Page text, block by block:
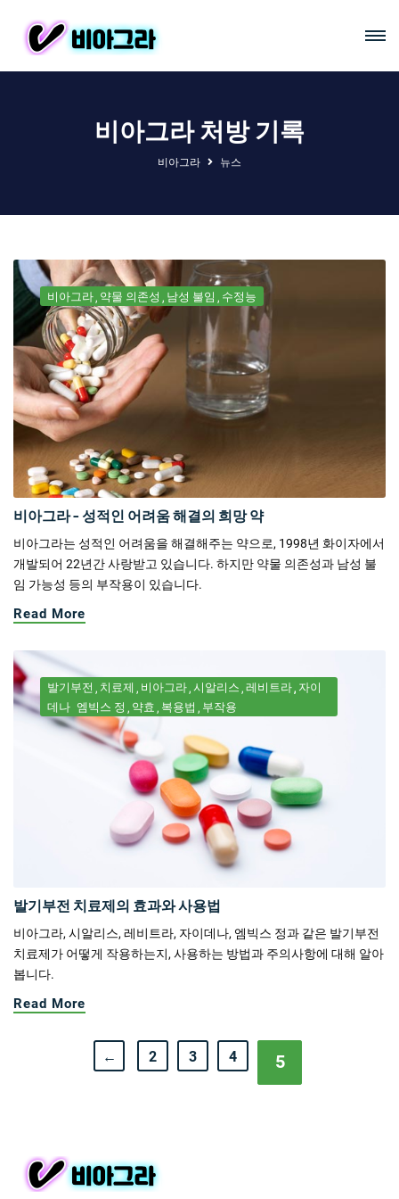
비아그라 처방 기록
비아그라 뉴스
비아그라 약물 의존성 남성 불임 수정능
비아그라 - 성적인 어려움 해결의 희망 약
비아그라는 성적인 어려움을 해결해주는 약으로, 1998년 화이자에서
개발되어 22년간 사랑받고 있습니다. 하지만 약물 의존성과 남성 불
임 가능성 등의 부작용이 있습니다.
Read More
발기부전 치료제 비아그라 시알리스 레비트라 자이
데나 엠빅스 정 약효 복용법 부작용
발기부전 치료제의 효과와 사용법
비아그라, 시알리스, 레비트라, 자이데나, 엠빅스 정과 같은 발기부전
치료제가 어떻게 작용하는지, 사용하는 방법과 주의사항에 대해 알아
봅니다.
Read More
← 2 3 4 5